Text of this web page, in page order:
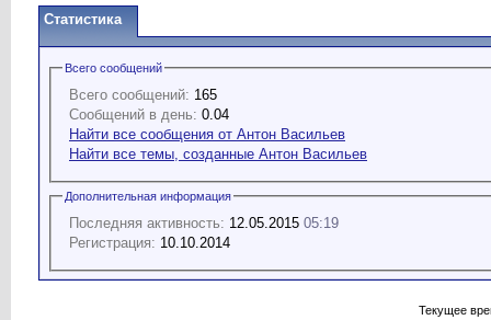
Статистика
Всего сообщений
Всего сообщений: 165
Сообщений в день: 0.04
Найти все сообщения от Антон Васильев
Найти все темы, созданные Антон Васильев
Дополнительная информация
Последняя активность: 12.05.2015 05:19
Регистрация: 10.10.2014
Текущее